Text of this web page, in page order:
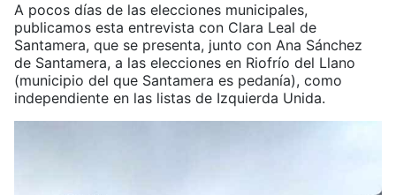
A pocos días de las elecciones municipales,
publicamos esta entrevista con Clara Leal de
Santamera, que se presenta, junto con Ana Sánchez
de Santamera, a las elecciones en Riofrío del Llano
(municipio del que Santamera es pedanía), como
independiente en las listas de Izquierda Unida.